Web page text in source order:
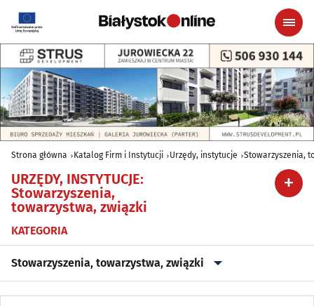
Strona główna Katalog Firm i Instytucji Urzędy, instytucje Stowarzyszenia,
URZĘDY, INSTYTUCJE:
Stowarzyszenia,
towarzystwa, związki
KATEGORIA
Stowarzyszenia, towarzystwa, związki
Biura Karier(4)